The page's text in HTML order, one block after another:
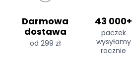
Darmowa
dostawa
od 299 zł
43 000+
paczek
wysyłamy
rocznie